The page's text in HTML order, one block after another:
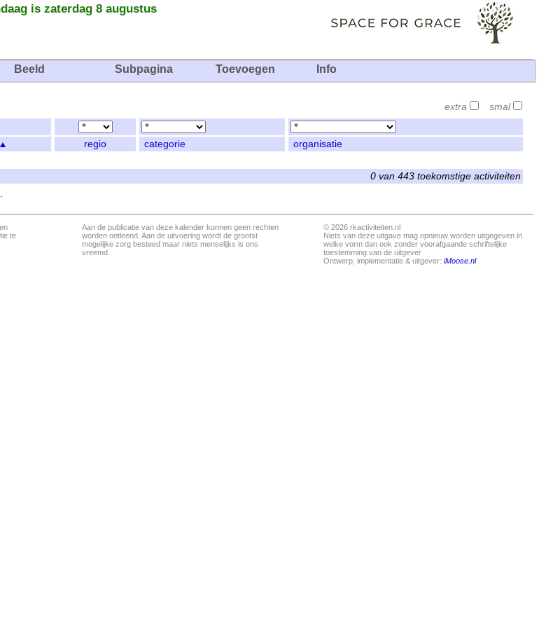
is zaterdag 8 augustus
Beeld Subpagina Toevoegen Info
extra smal
regio categorie
organisatie
0 van 443 toekomstige activiteiten
te
Aan de publicatie van deze kalender kunnen geen rechten
worden ontleend. Aan de uitvoering wordt de grootst
mogelijke zorg besteed maar niets menselijks is ons
vreemd.
© 2026 rkactiviteiten.nl
Niets van deze uitgave mag opnieuw worden uitgegeven in
welke vorm dan ook zonder voorafgaande schriftelijke
toestemming van de uitgever
Ontwerp, implementatie & uitgever: iMoose.nl